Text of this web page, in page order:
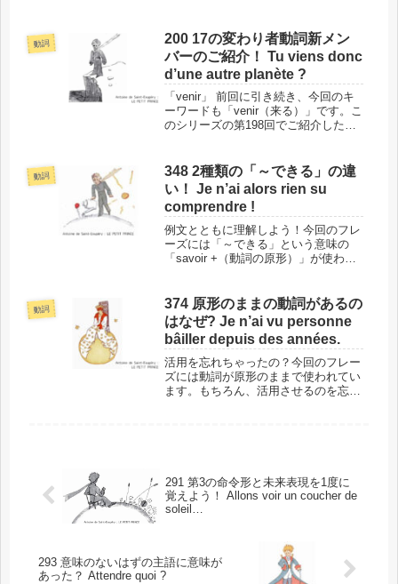
のシリーズでこれまで何度もご紹介し
た言い方で、別のフランス語に訳す
こ...
動詞
200 17の変わり者動詞新メン
バーのご紹介！ Tu viens donc
d’une autre planète ?
「venir」 前回に引き続き、今回のキ
ーワードも「venir（来る）」です。こ
のシリーズの第198回でご紹介した
だけではありません。関連する他の動
詞も一緒にご紹介...
動詞
348 2種類の「～できる」の違
い！ Je n’ai alors rien su
comprendre !
例文とともに理解しよう！今回のフレ
ーズには「～できる」という意味の
「savoir +（動詞の原形）」が使われ
われますが、少しニュアンスが変わり
ます。簡単な例文でご紹介...
動詞
374 原形のままの動詞があるの
はなぜ? Je n’ai vu personne
bâiller depuis des années.
活用を忘れちゃったの？今回のフレー
ズには動詞が原形のままで使われてい
ます。もちろん、活用させるのを忘れ
291 第3の命令形と未来表現を1度に
覚えよう！ Allons voir un coucher de
soleil…
293 意味のないはずの主語に意味が
あった？ Attendre quoi ?